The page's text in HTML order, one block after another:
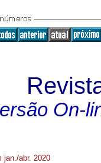
On-
jan./abr. 2020